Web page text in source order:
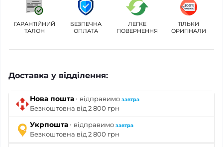
ГАРАНТІЙНИЙ
ТАЛОН
БЕЗПЕЧНА
ОПЛАТА
ЛЕГКЕ
ПОВЕРНЕННЯ
ТІЛЬКИ
ОРИГІНАЛИ
Доставка у відділення:
Нова пошта · відправимо завтра
Безкоштовна від 2 800 грн
Укрпошта · відправимо завтра
Безкоштовна від 2 800 грн